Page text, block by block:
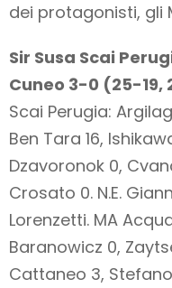
dei protagonisti, gli
Sir Susa Scai
Cuneo 3-0 (25-19,
Scai Perugia:
Ben Tara 16,
Dzavoronok 0,
Crosato 0. N.E.
Lorenzetti. MA
Baranowicz 0,
Cattaneo 3,